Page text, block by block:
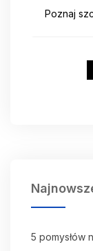
Poznaj
5 pomysłów